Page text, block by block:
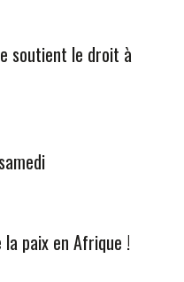
soutient le droit à
paix en Afrique !